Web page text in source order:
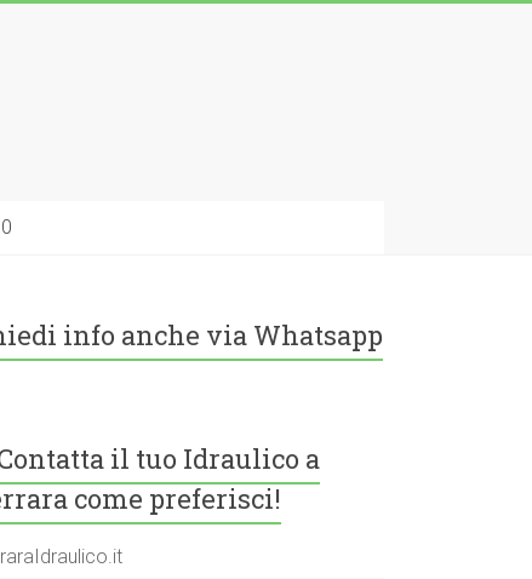
info anche via Whatsapp
il tuo Idraulico a
come preferisci!